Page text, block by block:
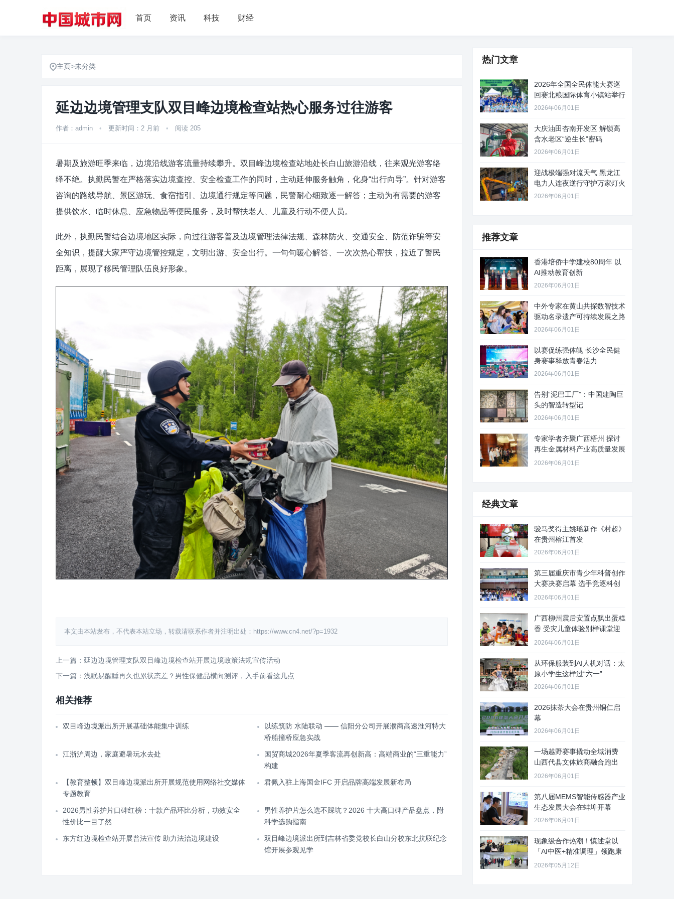
首页 资讯 科技 财经
主页>未分类
延边边境管理支队双目峰边境检查站热心服务过往游客
作者：admin • 更新时间：2 月前 • 阅读 205
暑期及旅游旺季来临，边境沿线游客流量持续攀升。双目峰边境检查站地处长白山旅游沿线，往来观光游客络
绎不绝。执勤民警在严格落实边境查控、安全检查工作的同时，主动延伸服务触角，化身“出行向导”。针对游客
咨询的路线导航、景区游玩、食宿指引、边境通行规定等问题，民警耐心细致逐一解答；主动为有需要的游客
提供饮水、临时休息、应急物品等便民服务，及时帮扶老人、儿童及行动不便人员。
此外，执勤民警结合边境地区实际，向过往游客普及边境管理法律法规、森林防火、交通安全、防范诈骗等安
全知识，提醒大家严守边境管控规定，文明出游、安全出行。一句句暖心解答、一次次热心帮扶，拉近了警民
距离，展现了移民管理队伍良好形象。
本文由本站发布，不代表本站立场，转载请联系作者并注明出处：https://www.cn4.net/?p=1932
上一篇：延边边境管理支队双目峰边境检查站开展边境政策法规宣传活动
下一篇：浅眠易醒睡再久也累状态差？男性保健品横向测评，入手前看这几点
相关推荐
双目峰边境派出所开展基础体能集中训练
以练筑防 水陆联动 —— 信阳分公司开展濮商高速淮河特大
桥船撞桥应急实战
江浙沪周边，家庭避暑玩水去处
国贸商城2026年夏季客流再创新高：高端商业的“三重能力”
构建
【教育整顿】双目峰边境派出所开展规范使用网络社交媒体
专题教育
君佩入驻上海国金IFC 开启品牌高端发展新布局
2026男性养护片口碑红榜：十款产品环比分析，功效安全
性价比一目了然
男性养护片怎么选不踩坑？2026 十大高口碑产品盘点，附
科学选购指南
东方红边境检查站开展普法宣传 助力法治边境建设
双目峰边境派出所到吉林省委党校长白山分校东北抗联纪念
馆开展参观见学
热门文章
2026年全国全民体能大赛巡
回赛北粮国际体育小镇站举行
2026年06月01日
大庆油田杏南开发区 解锁高
含水老区“逆生长”密码
2026年06月01日
迎战极端强对流天气 黑龙江
电力人连夜逆行守护万家灯火
2026年06月01日
推荐文章
香港培侨中学建校80周年 以
AI推动教育创新
2026年06月01日
中外专家在黄山共探数智技术
驱动名录遗产可持续发展之路
2026年06月01日
以赛促练强体魄 长沙全民健
身赛事释放青春活力
2026年06月01日
告别“泥巴工厂”：中国建陶巨
头的智造转型记
2026年06月01日
专家学者齐聚广西梧州 探讨
再生金属材料产业高质量发展
路径
2026年06月01日
经典文章
骏马奖得主姚瑶新作《村超》
在贵州榕江首发
2026年06月01日
第三届重庆市青少年科普创作
大赛决赛启幕 选手竞逐科创
舞台
2026年06月01日
广西柳州震后安置点飘出蛋糕
香 受灾儿童体验别样课堂迎
“六
2026年06月01日
从环保服装到AI人机对话：太
原小学生这样过“六一”
2026年06月01日
2026抹茶大会在贵州铜仁启
幕
2026年06月01日
一场越野赛事撬动全域消费
山西代县文体旅商融合跑出
“加速
2026年06月01日
第八届MEMS智能传感器产业
生态发展大会在蚌埠开幕
2026年06月01日
现象级合作热潮！慎述堂以
「AI中医+精准调理」领跑康
养新
2026年05月12日